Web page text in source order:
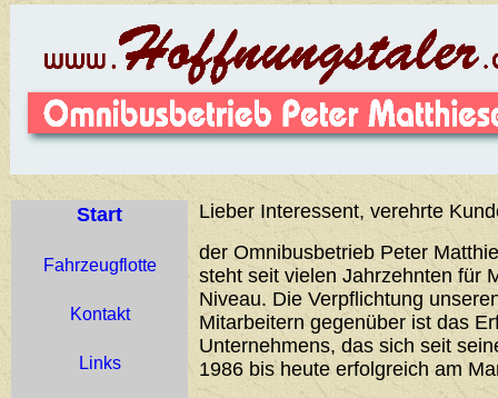
Start
Fahrzeugflotte
Kontakt
Links
Lieber Interessent, verehrte
der Omnibusbetrieb Peter
steht seit vielen Jahrzehnten für
Niveau. Die Verpflichtung
Mitarbeitern gegenüber ist das
Unternehmens, das sich seit
1986 bis heute erfolgreich am